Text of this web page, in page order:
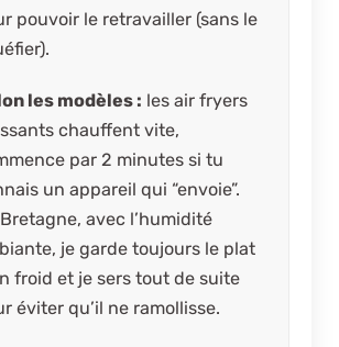
pouvoir le retravailler (sans le
les modèles : les air fryers
chauffent vite,
par 2 minutes si tu
un appareil qui “envoie”.
avec l’humidité
je garde toujours le plat
froid et je sers tout de suite
éviter qu’il ne ramollisse.